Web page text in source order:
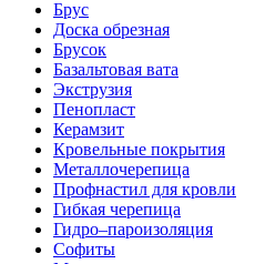
Брус
Доска обрезная
Брусок
Базальтовая вата
Экструзия
Пенопласт
Керамзит
Кровельные покрытия
Металлочерепица
Профнастил для кровли
Гибкая черепица
Гидро–пароизоляция
Софиты